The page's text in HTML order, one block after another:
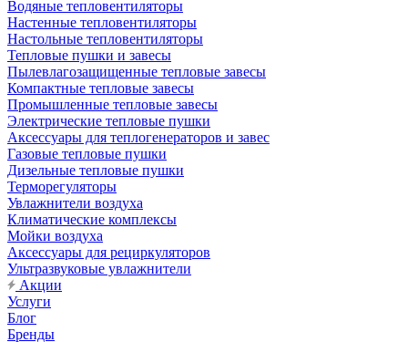
Водяные тепловентиляторы
Настенные тепловентиляторы
Настольные тепловентиляторы
Тепловые пушки и завесы
Пылевлагозащищенные тепловые завесы
Компактные тепловые завесы
Промышленные тепловые завесы
Электрические тепловые пушки
Аксессуары для теплогенераторов и завес
Газовые тепловые пушки
Дизельные тепловые пушки
Терморегуляторы
Увлажнители воздуха
Климатические комплексы
Мойки воздуха
Аксессуары для рециркуляторов
Ультразвуковые увлажнители
Акции
Услуги
Блог
Бренды